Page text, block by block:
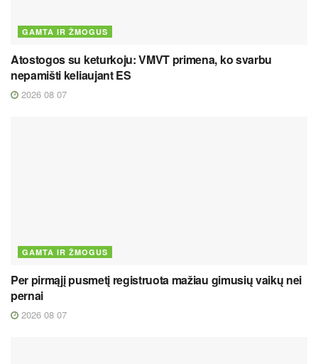
GAMTA IR ŽMOGUS
Atostogos su keturkoju: VMVT primena, ko svarbu
nepamišti keliaujant ES
2026 08 07
GAMTA IR ŽMOGUS
Per pirmąjį pusmetį registruota mažiau gimusių vaikų nei
pernai
2026 08 07